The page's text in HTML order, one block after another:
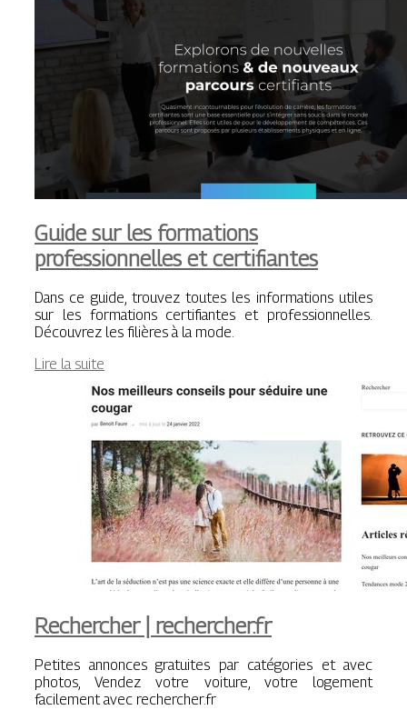
Guide sur les formations
professionnelles et certifiantes
Dans ce guide, trouvez toutes les informations utiles
sur les formations certifiantes et professionnelles.
Découvrez les filières à la mode.
Lire la suite
Rechercher | rechercher.fr
Petites annonces gratuites par catégories et avec
photos, Vendez votre voiture, votre logement
facilement avec rechercher.fr